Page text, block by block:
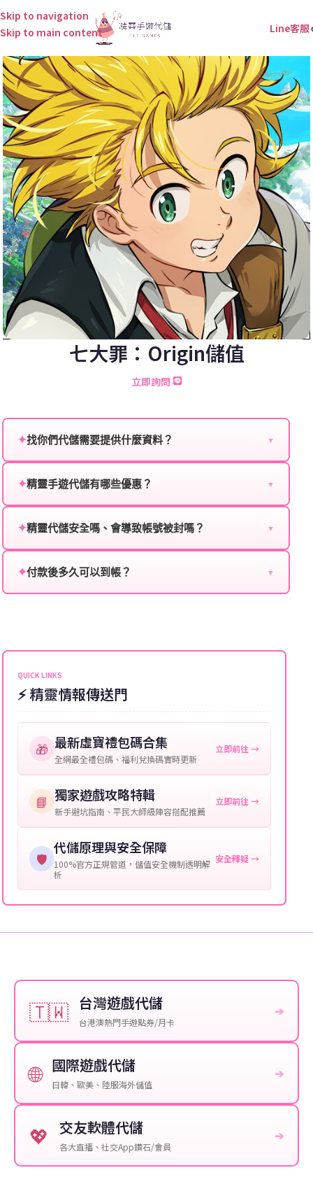
Skip to navigation
Skip to main content
Line客服
七大罪：Origin儲值
立即詢問
✦找你們代儲需要提供什麼資料？ ▼
服：
角色名稱：您遊戲中的角色名稱。
等級：角色的當前等級。
提供這些信息能幫助我們更快地處理您的代儲需求，確
保您盡享遊戲樂趣！
✦精靈手遊代儲有哪些優惠？ ▼
贈送、大額儲值優惠及節日限定活動，儲值最低6折
✦精靈代儲安全嗎、會導致帳號被封嗎？ ▼
單，不使用外掛程式、非法點數或異常儲值管道。您獲
✦付款後多久可以到帳？ ▼
可直接聯絡客服查詢訂單進度。
QUICK LINKS
⚡ 精靈情報傳送門
🎁 最新虛寶禮包碼合集
全網最全禮包碼、福利兌換碼實時更新
立即前往 →
📘 獨家遊戲攻略特輯
新手避坑指南、平民大師級陣容搭配推薦
立即前往 →
🛡️
代儲原理與安全保障
100%官方正規管道，儲值安全機制透明解
析
安全釋疑 →
🇹🇼 台灣遊戲代儲
台港澳熱門手遊點券/月卡
➔
🌐 國際遊戲代儲
日韓、歐美、陸服海外儲值
➔
💖 交友軟體代儲
各大直播、社交App鑽石/會員
➔